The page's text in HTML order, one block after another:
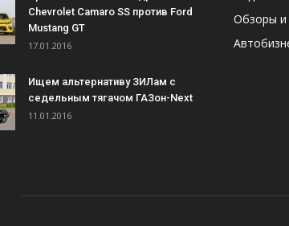
Chevrolet Camaro SS против Ford
Mustang GT
17.01.2016
Ищем альтернативу ЗИЛам с
седельным тягачом ГАЗон-Next
11.01.2016
Обзоры и